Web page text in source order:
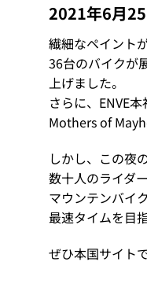
2021年6月
繊細なペイント
36台のバイクが
上げました。
さらに、ENVE
Mothers of
しかし、この夜
数十人のライダ
マウンテンバイ
最速タイムを目
ぜひ本国サイト